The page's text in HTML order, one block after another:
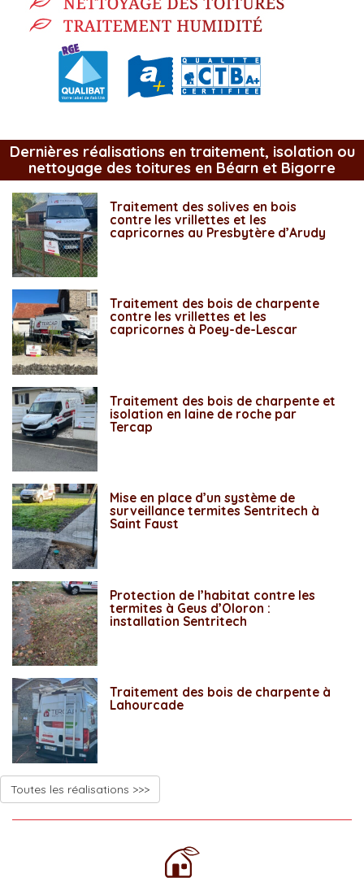
Dernières réalisations en traitement, isolation ou
nettoyage des toitures en Béarn et Bigorre
Traitement des solives en bois
contre les vrillettes et les
capricornes au Presbytère d’Arudy
Traitement des bois de charpente
contre les vrillettes et les
capricornes à Poey-de-Lescar
Traitement des bois de charpente et
isolation en laine de roche par
Tercap
Mise en place d’un système de
surveillance termites Sentritech à
Saint Faust
Protection de l’habitat contre les
termites à Geus d’Oloron :
installation Sentritech
Traitement des bois de charpente à
Lahourcade
Toutes les réalisations >>>